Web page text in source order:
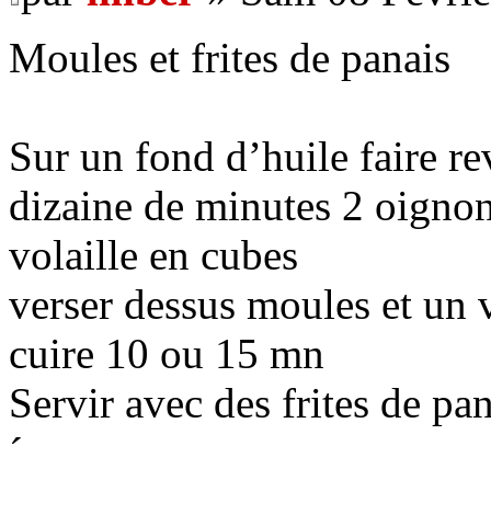
Moules et frites de panais
Sur un fond d’huile faire
dizaine de minutes 2
volaille en cubes
verser dessus moules et
cuire 10 ou 15 mn
Servir avec des frites de
´